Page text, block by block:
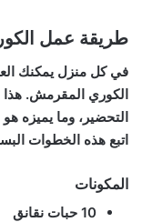
طريقة عمل
في كل منزل يمكنك
الكوري المقرمش.
التحضير، وما يميزه
اتبع هذه الخطوات
المكونات
10 حبات نقانق